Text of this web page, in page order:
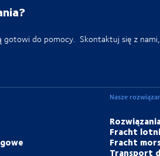
gotowi do pomocy. Skontaktuj się z
Nasze
Fracht
Fracht
Transport